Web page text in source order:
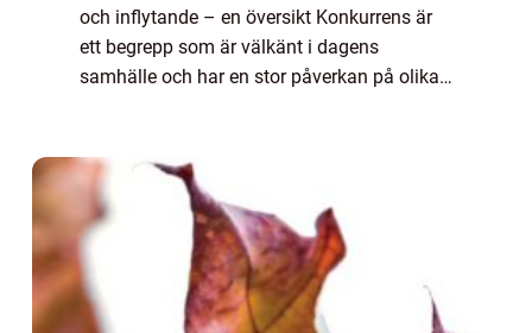
och inflytande – en översikt Konkurrens är
ett begrepp som är välkänt i dagens
samhälle och har en stor påverkan på olika
ut...